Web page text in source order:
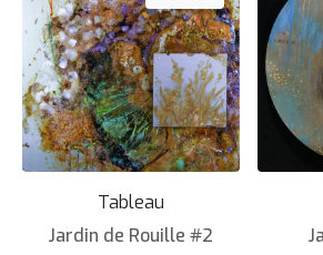
Tableau
Jardin de Rouille #2